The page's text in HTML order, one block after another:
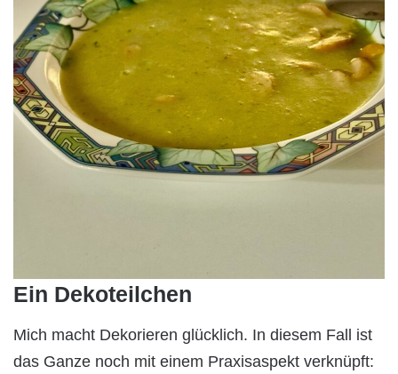
Ein Dekoteilchen
Mich macht Dekorieren glücklich. In diesem Fall ist
das Ganze noch mit einem Praxisaspekt verknüpft: